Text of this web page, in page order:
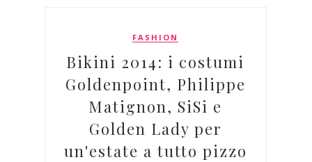
FASHION
Bikini 2014: i costumi
Goldenpoint, Philippe
Matignon, SiSi e
Golden Lady per
un'estate a tutto pizzo